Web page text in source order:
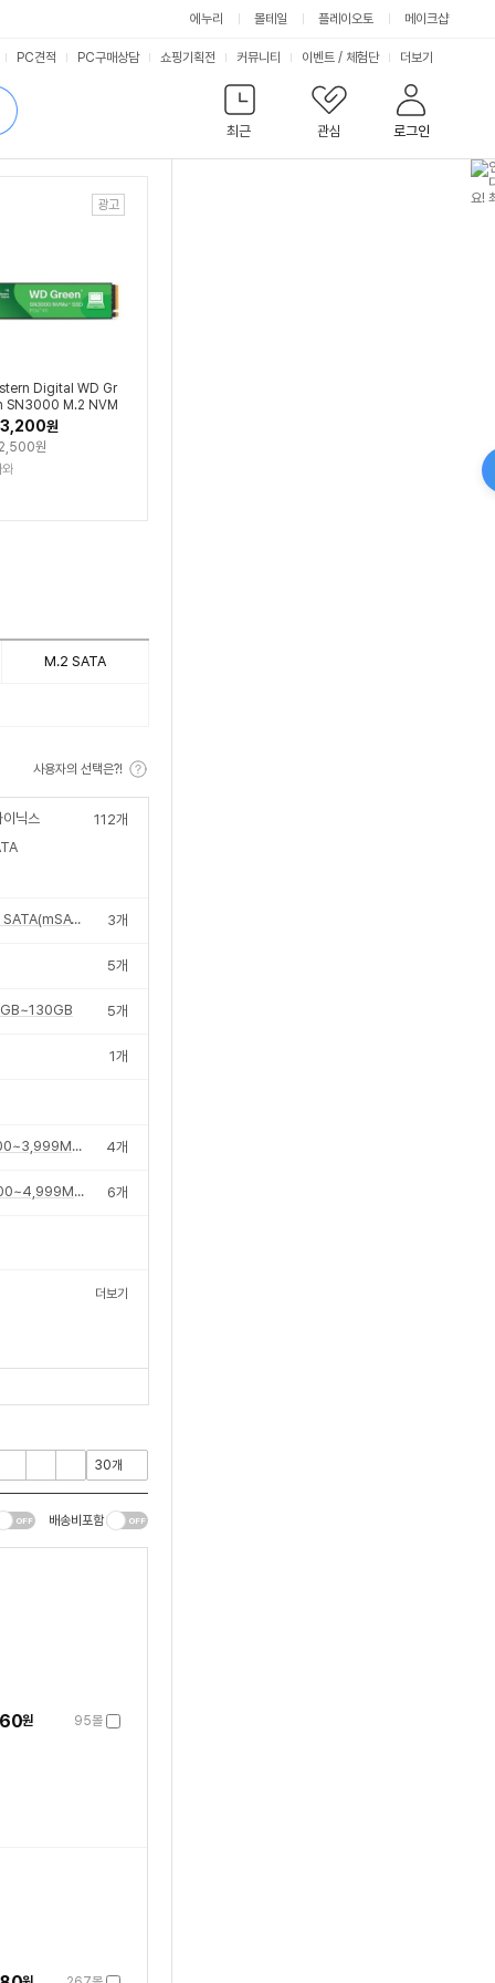
에누리 몰테일 플레이오토
메이크샵
최근
관심 로그인
PC견적 PC구매상담 쇼핑기획전 커뮤니티 이벤트 / 체험단 서
비
스
더보기
Digital WD Gr
SN3000 M.2 NVM
원
2,500원
와
M.2 SATA
사용자의 선택은?!
닉스
112개
Mini SATA(mSATA) 3개
5개
5개
1개
2,500~3,999MB/s 4개
4,000~4,999MB/s 6개
더보기
배송비포함
95몰
원